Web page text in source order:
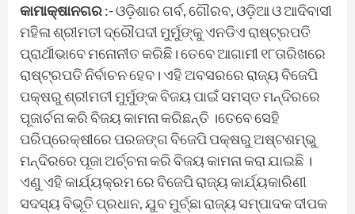
କାମାକ୍ଷାନଗର:- ଓଡ଼ିଶାର ଗର୍ବ, ଗୌରବ, ଓଡ଼ିଆ ଓ ଆଦିବାସୀ
ମହିଳା ଶ୍ରୀମତୀ ଦ୍ରୌପଦୀ ମୁର୍ମୁଙ୍କୁ ଏନଡିଏ ରାଷ୍ଟ୍ରପତି
ପ୍ରାର୍ଥୀଭାବେ ମନୋନୀତ କରିଛିି। ତେବେ ଆଗାମୀ ୧୮ତାରିଖରେ
ରାଷ୍ଟ୍ରପତି ନିର୍ବାଚନ ହେବ। ଏହି ଅବସରରେ ରାଜ୍ୟ ବିଜେପି
ପକ୍ଷରୁ ଶ୍ରୀମତୀ ମୁର୍ମୁଙ୍କ ବିଜୟ ପାଇଁ ସମସ୍ତ ମନ୍ଦିରରେ
ପୂଜାର୍ଚନା କରି ବିଜୟ କାମନା କରିଛନ୍ତି ।ତେବେ ସେହି
ପରିପ୍ରେକ୍ଷୀରେ ପରଜଙ୍ଗ ବିଜେପି ପକ୍ଷରୁ ଅଷ୍ଟଶମ୍ଭୁ
ମନ୍ଦିରରେ ପୂଜା ଅର୍ଚ୍ଚନା କରି ବିଜୟ କାମନା କରା ଯାଇଛି ।
ଏଣୁ ଏହି କାର୍ଯ୍ୟକ୍ରମ ରେ ବିଜେପି ରାଜ୍ୟ କାର୍ଯ୍ୟକାରିଣୀ
ସଦସ୍ୟ ବିଭୂତି ପ୍ରଧାନ, ଯୁବ ମୁର୍ଚ୍ଛା ରାଜ୍ୟ ସମ୍ପାଦକ ଦୀପକ